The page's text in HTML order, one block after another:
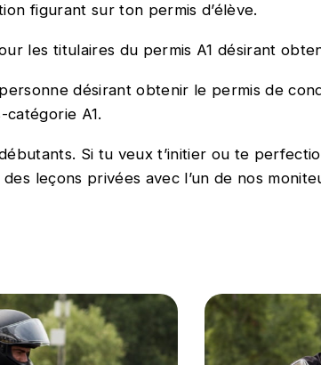
figurant sur ton permis d’élève.
les titulaires du permis A1 désirant
désirant obtenir le permis de
catégorie A1.
Si tu veux t’initier ou te
leçons privées avec l’un de nos